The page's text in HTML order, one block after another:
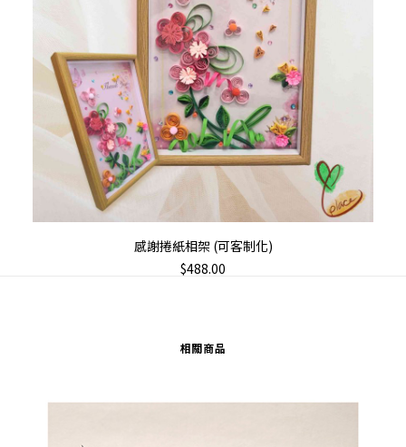
加入購物車
感謝捲紙相架 (可客制化)
$488.00
相關商品